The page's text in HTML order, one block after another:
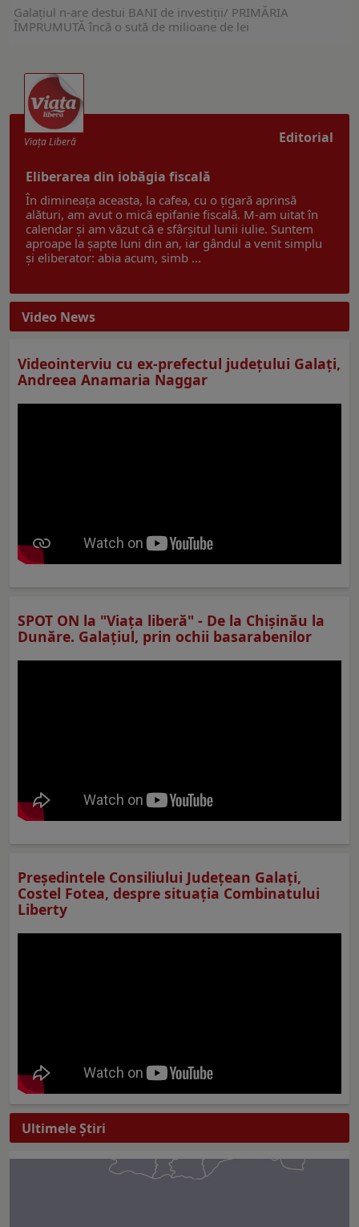
Galaţiul n-are destui BANI de investiţii/ PRIMĂRIA
ÎMPRUMUTĂ încă o sută de milioane de lei
Editorial
Viaţa Liberă
Eliberarea din iobăgia fiscală
În dimineața aceasta, la cafea, cu o țigară aprinsă
alături, am avut o mică epifanie fiscală. M-am uitat în
calendar și am văzut că e sfârșitul lunii iulie. Suntem
aproape la șapte luni din an, iar gândul a venit simplu
și eliberator: abia acum, simb ...
Video News
Videointerviu cu ex-prefectul judeţului Galaţi,
Andreea Anamaria Naggar
SPOT ON la "Viaţa liberă" - De la Chișinău la
Dunăre. Galațiul, prin ochii basarabenilor
Preşedintele Consiliului Judeţean Galaţi,
Costel Fotea, despre situaţia Combinatului
Liberty
Ultimele Ştiri